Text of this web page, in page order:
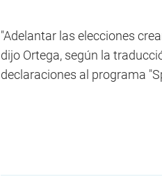
"Adelantar las elecciones
dijo Ortega, según la
declaraciones al programa